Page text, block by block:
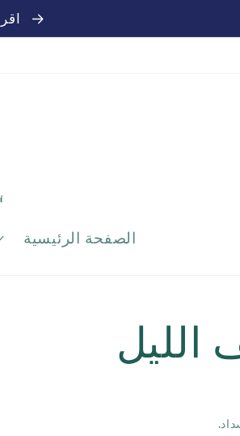
الصفحة الرئيسية
الليل